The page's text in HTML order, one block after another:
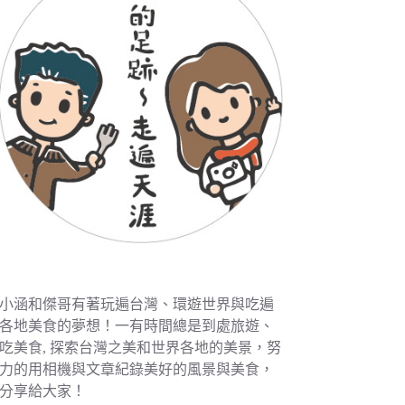
涵和傑哥有著玩遍台灣、環遊世界與吃遍
地美食的夢想！一有時間總是到處旅遊、
美食, 探索台灣之美和世界各地的美景，努
的用相機與文章紀錄美好的風景與美食，
享給大家！